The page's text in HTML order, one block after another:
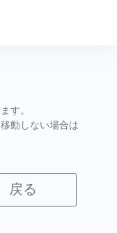
す。
動しない場合は
戻る